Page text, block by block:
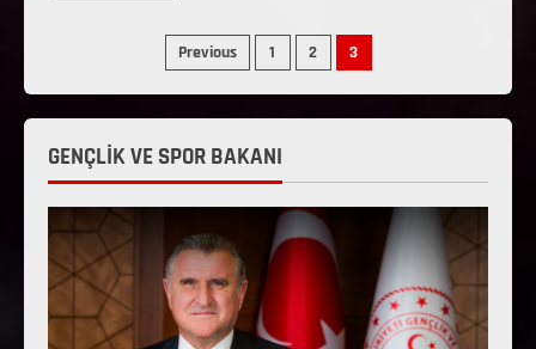
Previous 1 2 3
GENÇLİK VE SPOR BAKANI